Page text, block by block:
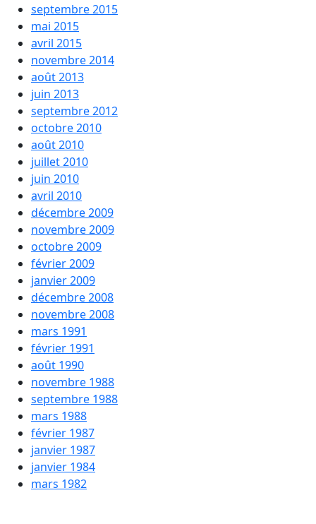
septembre 2015
mai 2015
avril 2015
novembre 2014
août 2013
juin 2013
septembre 2012
octobre 2010
août 2010
juillet 2010
juin 2010
avril 2010
décembre 2009
novembre 2009
octobre 2009
février 2009
janvier 2009
décembre 2008
novembre 2008
mars 1991
février 1991
août 1990
novembre 1988
septembre 1988
mars 1988
février 1987
janvier 1987
janvier 1984
mars 1982